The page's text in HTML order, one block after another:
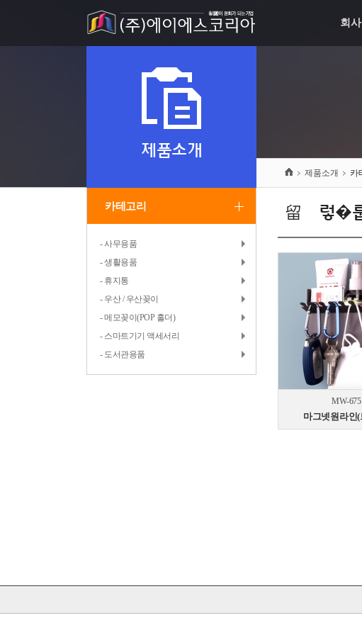
회
제품소개
카테고리
- 사무용품
- 생활용품
- 휴지통
- 우산 / 우산꽂이
- 메모꽂이(POP 홀더)
- 스마트기기 액세서리
- 도서관용품
제품소개 카
留덇렇�
MW-675
마그넷원라인